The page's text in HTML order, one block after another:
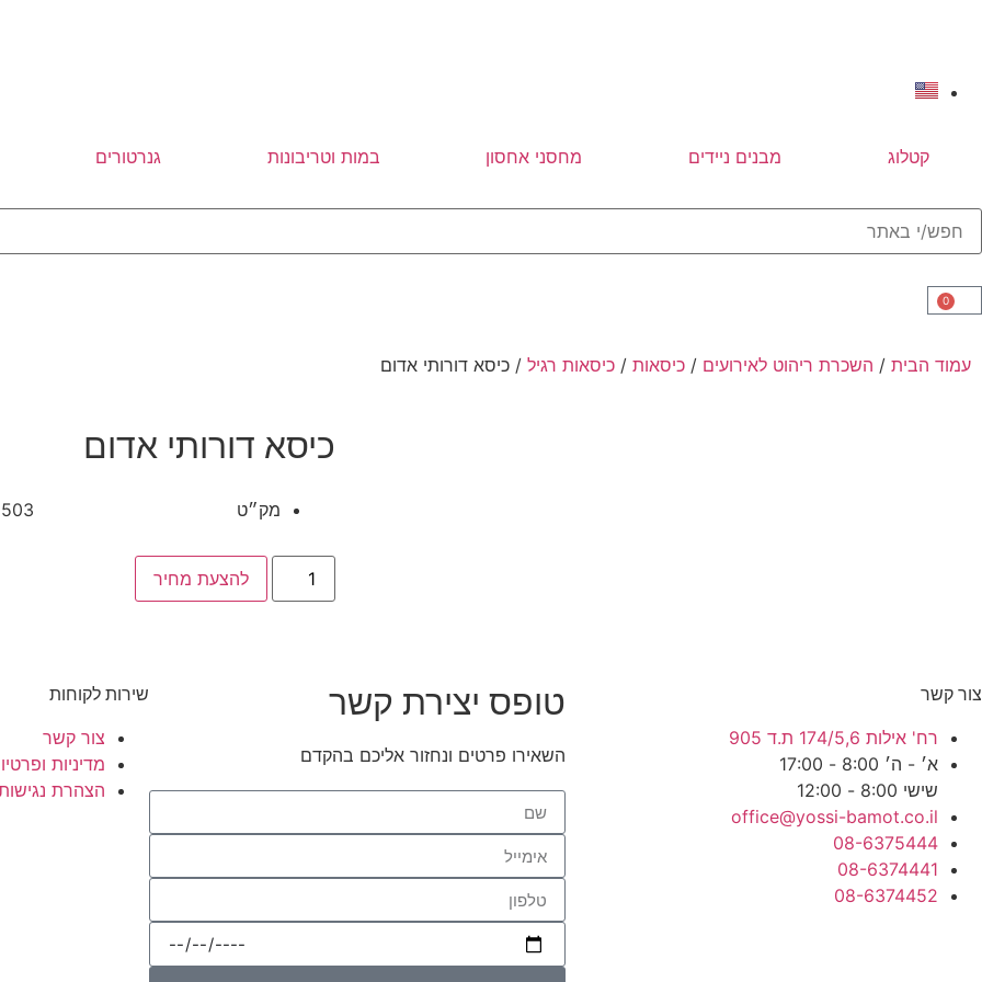
קטלוג מבנים ניידים מחסני אחסון במות וטריבונות גנרטורים
0
עמוד הבית / השכרת ריהוט לאירועים / כיסאות / כיסאות רגיל / כיסא דורותי אדום
כיסא דורותי אדום
מק״ט
להצעת מחיר
צור קשר
רח' אילות 174/5,6 ת.ד 905
א׳ - ה׳ 8:00 - 17:00
שישי 8:00 - 12:00
office@yossi-bamot.co.il
08-6375444
08-6374441
08-6374452
טופס יצירת קשר
השאירו פרטים ונחזור אליכם בהקדם
שירות לקוחות
צור קשר
מדיניות
הצהרת